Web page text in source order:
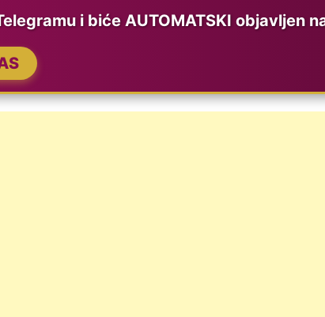
i biće AUTOMATSKI objavljen